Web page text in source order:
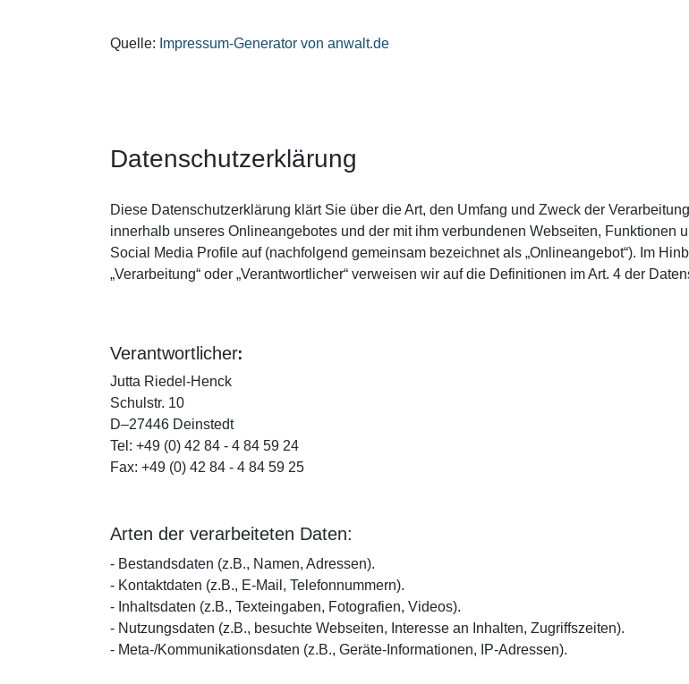
Quelle: Impressum-Generator von anwalt.de
Datenschutzerklärung
Diese Datenschutzerklärung klärt Sie über die Art, den Umfang und Zweck der
innerhalb unseres Onlineangebotes und der mit ihm verbundenen Webseiten, Funktionen
Social Media Profile auf (nachfolgend gemeinsam bezeichnet als „Onlineangebot“). Im
„Verarbeitung“ oder „Verantwortlicher“ verweisen wir auf die Definitionen im Art. 4 der
Verantwortlicher:
Jutta Riedel-Henck
Schulstr. 10
D–27446 Deinstedt
Tel: +49 (0) 42 84 - 4 84 59 24
Fax: +49 (0) 42 84 - 4 84 59 25
Arten der verarbeiteten Daten:
- Bestandsdaten (z.B., Namen, Adressen).
- Kontaktdaten (z.B., E-Mail, Telefonnummern).
- Inhaltsdaten (z.B., Texteingaben, Fotografien, Videos).
- Nutzungsdaten (z.B., besuchte Webseiten, Interesse an Inhalten, Zugriffszeiten).
- Meta-/Kommunikationsdaten (z.B., Geräte-Informationen, IP-Adressen).